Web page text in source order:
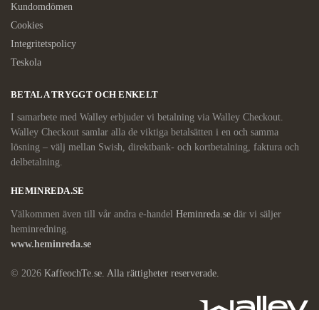
Kundomdömen
Cookies
Integritetspolicy
Teskola
BETALA TRYGGT OCH ENKELT
I samarbete med Walley erbjuder vi betalning via Walley Checkout.
Walley Checkout samlar alla de viktiga betalsätten i en och samma
lösning – välj mellan Swish, direktbank- och kortbetalning, faktura och
delbetalning.
HEMINREDA.SE
Välkommen även till vår andra e-handel Heminreda.se där vi säljer
heminredning.
www.heminreda.se
© 2026 KaffeochTe.se. Alla rättigheter reserverade.